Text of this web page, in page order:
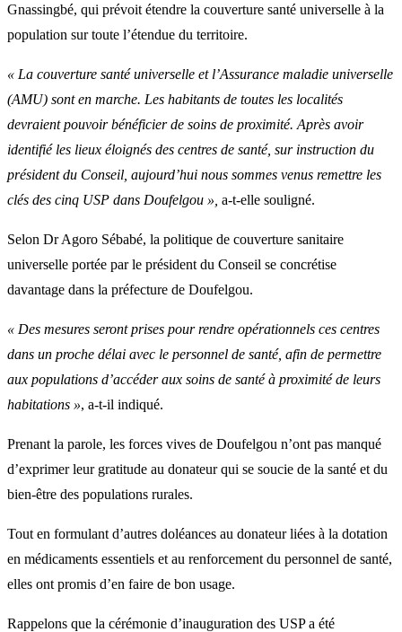
Gnassingbé, qui prévoit étendre la couverture santé universelle à la
population sur toute l’étendue du territoire.
« La couverture santé universelle et l’Assurance maladie universelle
(AMU) sont en marche. Les habitants de toutes les localités
devraient pouvoir bénéficier de soins de proximité. Après avoir
identifié les lieux éloignés des centres de santé, sur instruction du
président du Conseil, aujourd’hui nous sommes venus remettre les
clés des cinq USP dans Doufelgou », a-t-elle souligné.
Selon Dr Agoro Sébabé, la politique de couverture sanitaire
universelle portée par le président du Conseil se concrétise
davantage dans la préfecture de Doufelgou.
« Des mesures seront prises pour rendre opérationnels ces centres
dans un proche délai avec le personnel de santé, afin de permettre
aux populations d’accéder aux soins de santé à proximité de leurs
habitations », a-t-il indiqué.
Prenant la parole, les forces vives de Doufelgou n’ont pas manqué
d’exprimer leur gratitude au donateur qui se soucie de la santé et du
bien-être des populations rurales.
Tout en formulant d’autres doléances au donateur liées à la dotation
en médicaments essentiels et au renforcement du personnel de santé,
elles ont promis d’en faire de bon usage.
Rappelons que la cérémonie d’inauguration des USP a été